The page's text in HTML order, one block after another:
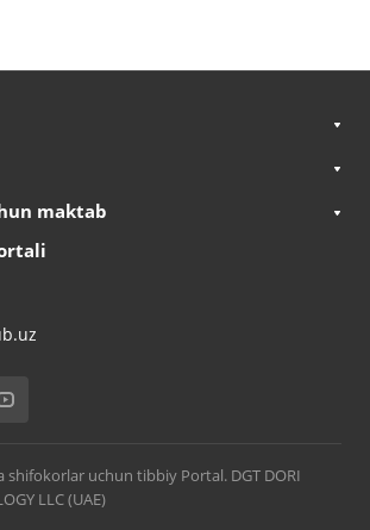
maktab
shifokorlar uchun tibbiy Portal. DGT DORI
LLC (UAE)